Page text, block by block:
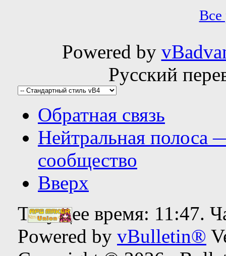
Все
Powered by
Русский
Обратная связь
Нейтральная полоса
сообщество
Вверх
Текущее время: 11:47.
Powered by vBulletin®